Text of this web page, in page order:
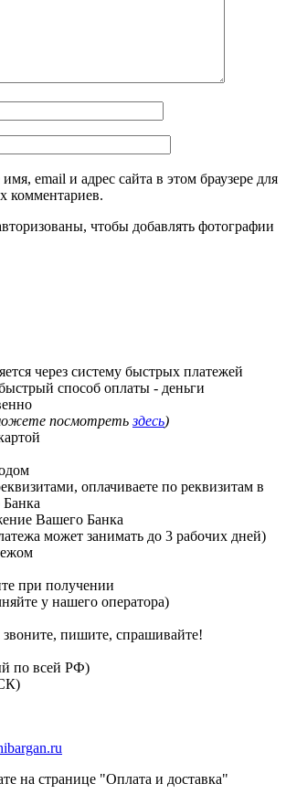
email и адрес сайта в этом браузере для
комментариев.
чтобы добавлять фотографии
через систему быстрых платежей
способ оплаты - деньги
посмотретьздесь)
оплачиваете по реквизитам в
Вашего Банка
может занимать до 3 рабочих дней)
при получении
у нашего оператора)
пишите, спрашивайте!
по всей РФ)
на странице "Оплата и доставка"